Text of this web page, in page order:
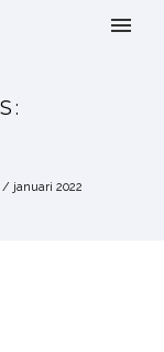
/ januari 2022